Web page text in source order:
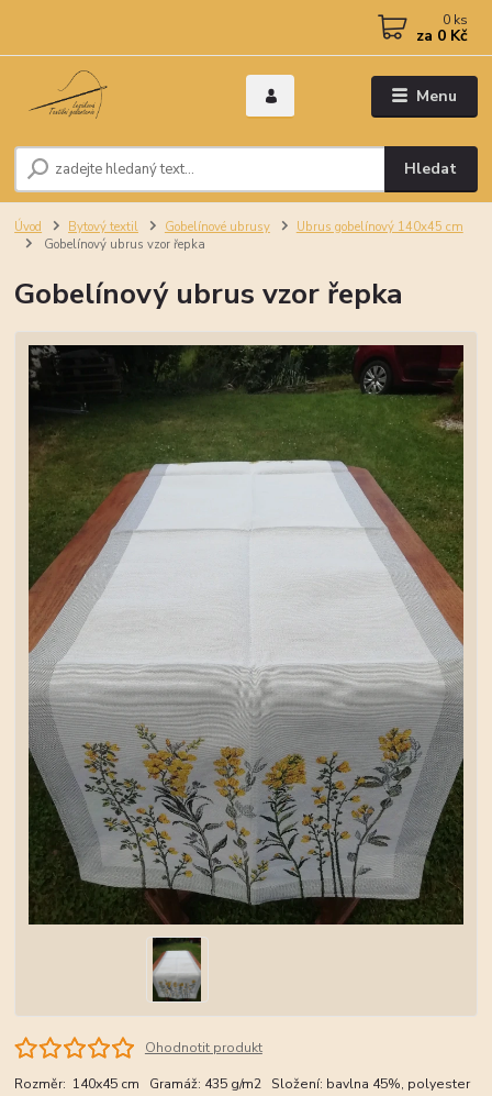
Menu
Hledat
0 ks
za 0 Kč
Úvod Bytový textil Gobelínové ubrusy
Ubrus gobelínový 140x45 cm
Gobelínový ubrus vzor řepka
Gobelínový ubrus vzor řepka
Ohodnotit produkt
Rozměr: 140x45 cm Gramáž: 435 g/m2 Složení: bavlna 45%, polyester